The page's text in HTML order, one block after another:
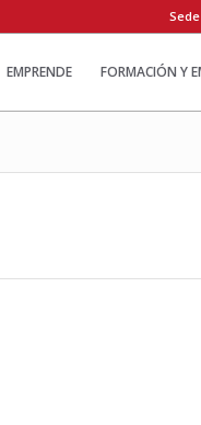
EMPRENDE FORMACIÓN Y